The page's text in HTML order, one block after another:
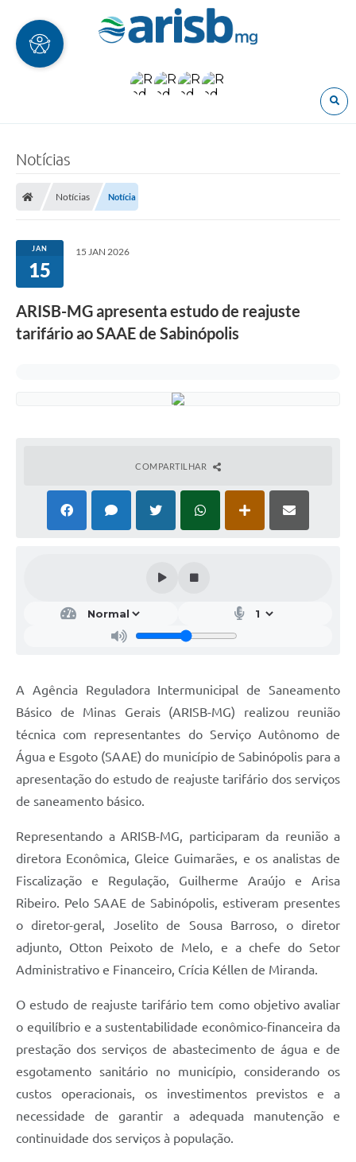
Notícias
Notícias Notícia
JAN
15
15 JAN 2026
ARISB-MG apresenta estudo de reajuste
tarifário ao SAAE de Sabinópolis
COMPARTILHAR
A Agência Reguladora Intermunicipal de Saneamento
Básico de Minas Gerais (ARISB-MG) realizou reunião
técnica com representantes do Serviço Autônomo de
Água e Esgoto (SAAE) do município de Sabinópolis para a
apresentação do estudo de reajuste tarifário dos serviços
de saneamento básico.
Representando a ARISB-MG, participaram da reunião a
diretora Econômica, Gleice Guimarães, e os analistas de
Fiscalização e Regulação, Guilherme Araújo e Arisa
Ribeiro. Pelo SAAE de Sabinópolis, estiveram presentes
o diretor-geral, Joselito de Sousa Barroso, o diretor
adjunto, Otton Peixoto de Melo, e a chefe do Setor
Administrativo e Financeiro, Crícia Kéllen de Miranda.
O estudo de reajuste tarifário tem como objetivo avaliar
o equilíbrio e a sustentabilidade econômico-financeira da
prestação dos serviços de abastecimento de água e de
esgotamento sanitário no município, considerando os
custos operacionais, os investimentos previstos e a
necessidade de garantir a adequada manutenção e
continuidade dos serviços à população.